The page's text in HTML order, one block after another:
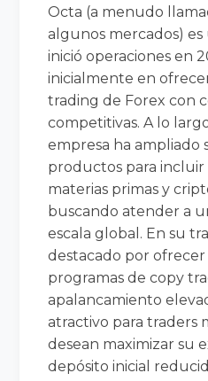
Octa (a menudo
algunos mercados)
inició operaciones en
inicialmente en
trading de Forex con
competitivas. A lo
empresa ha ampliado
productos para incluir
materias primas y
buscando atender a
escala global. En su
destacado por
programas de copy
apalancamiento
atractivo para traders
desean maximizar su
depósito inicial